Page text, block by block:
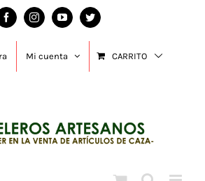
Mi cuenta CARRITO